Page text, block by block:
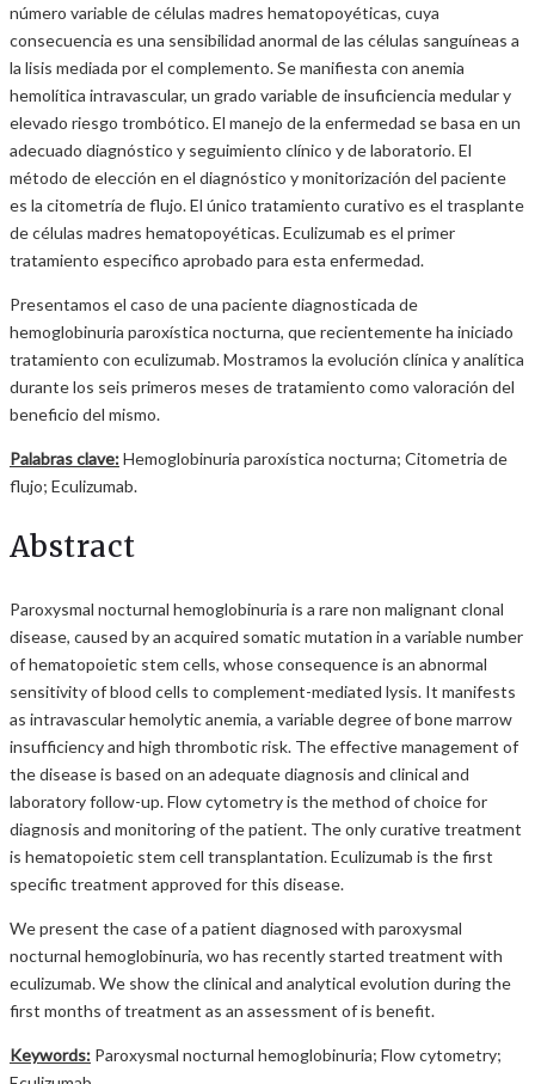
número variable de células madres hematopoyéticas, cuya
consecuencia es una sensibilidad anormal de las células sanguíneas a
la lisis mediada por el complemento. Se manifiesta con anemia
hemolítica intravascular, un grado variable de insuficiencia medular y
elevado riesgo trombótico. El manejo de la enfermedad se basa en un
adecuado diagnóstico y seguimiento clínico y de laboratorio. El
método de elección en el diagnóstico y monitorización del paciente
es la citometría de flujo. El único tratamiento curativo es el trasplante
de células madres hematopoyéticas. Eculizumab es el primer
tratamiento especifico aprobado para esta enfermedad.
Presentamos el caso de una paciente diagnosticada de
hemoglobinuria paroxística nocturna, que recientemente ha iniciado
tratamiento con eculizumab. Mostramos la evolución clínica y analítica
durante los seis primeros meses de tratamiento como valoración del
beneficio del mismo.
Palabras clave:Hemoglobinuria paroxística nocturna; Citometria de
flujo; Eculizumab.
Abstract
Paroxysmal nocturnal hemoglobinuria is a rare non malignant clonal
disease, caused by an acquired somatic mutation in a variable number
of hematopoietic stem cells, whose consequence is an abnormal
sensitivity of blood cells to complement-mediated lysis. It manifests
as intravascular hemolytic anemia, a variable degree of bone marrow
insufficiency and high thrombotic risk. The effective management of
the disease is based on an adequate diagnosis and clinical and
laboratory follow-up. Flow cytometry is the method of choice for
diagnosis and monitoring of the patient. The only curative treatment
is hematopoietic stem cell transplantation. Eculizumab is the first
specific treatment approved for this disease.
We present the case of a patient diagnosed with paroxysmal
nocturnal hemoglobinuria, wo has recently started treatment with
eculizumab. We show the clinical and analytical evolution during the
first months of treatment as an assessment of is benefit.
Keywords: Paroxysmal nocturnal hemoglobinuria; Flow cytometry;